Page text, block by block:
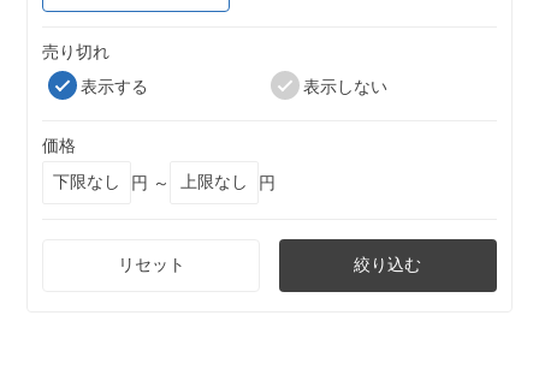
売り切れ
表示する
表示しない
価格
円 ～
円
リセット 絞り込む